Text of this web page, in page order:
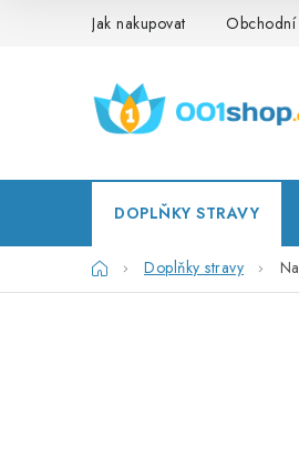
Jak nakupovat
DOPLŇKY STRAVY
PočetnaDoplňky stravy